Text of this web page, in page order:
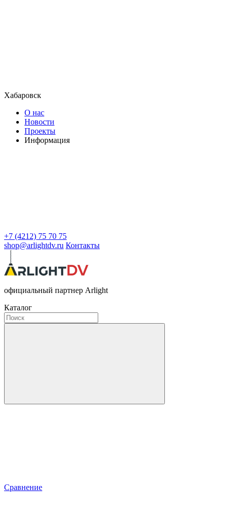
Хабаровск
О нас
Новости
Проекты
Информация
+7 (4212) 75 70 75
shop@arlightdv.ru Контакты
официальный партнер Arlight
Каталог
Сравнение